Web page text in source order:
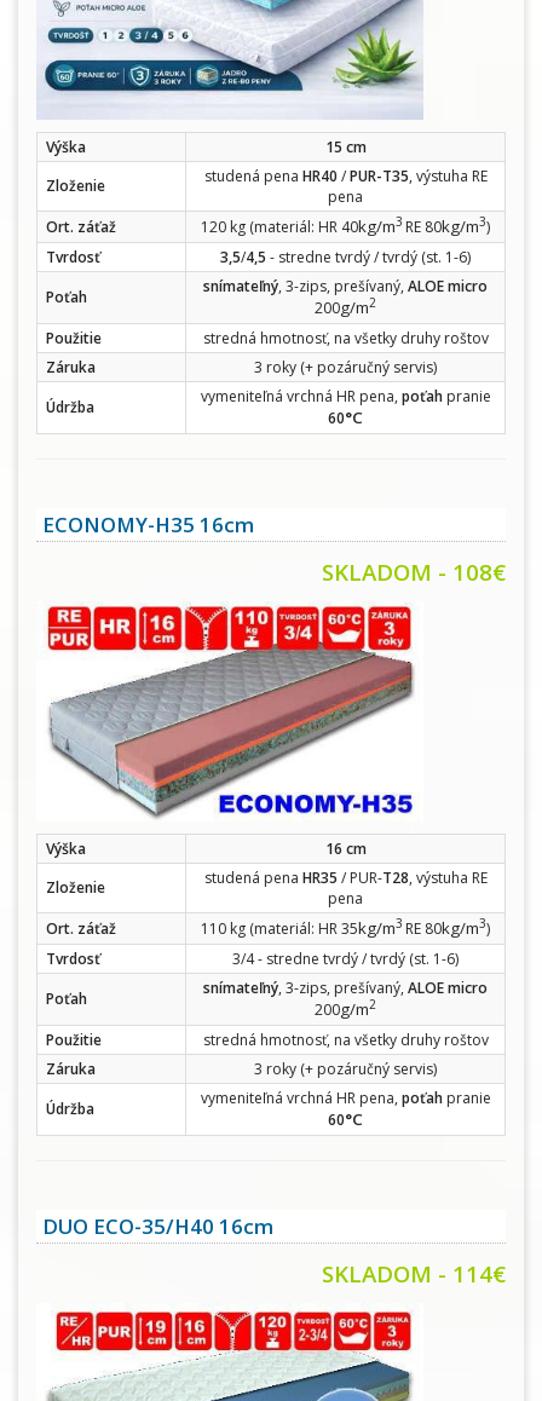
Výška
15 cm
Zloženie
studená pena HR40 /PUR-T35, výstuha RE
pena
Ort. záťaž
120 kg (materiál: HR 40kg/m3 RE 80kg/m3)
Tvrdosť
3,5/4,5 - stredne tvrdý / tvrdý (st. 1-6)
Poťah
snímateľný, 3-zips, prešívaný, ALOE micro
200g/m2
Použitie
stredná hmotnosť, na všetky druhy roštov
Záruka
3 roky (+ pozáručný servis)
Údržba
vymeniteľná vrchná HR pena, poťahpranie
60°C
ECONOMY-H35 16cm
SKLADOM - 108€
Výška
16 cm
Zloženie
studená pena HR35 / PUR-T28, výstuha RE
pena
Ort. záťaž
110 kg (materiál: HR 35kg/m3 RE 80kg/m3)
Tvrdosť
3/4 - stredne tvrdý / tvrdý (st. 1-6)
Poťah
snímateľný, 3-zips, prešívaný, ALOE micro
200g/m2
Použitie
stredná hmotnosť, na všetky druhy roštov
Záruka
3 roky (+ pozáručný servis)
Údržba
vymeniteľná vrchná HR pena, poťahpranie
60°C
DUO ECO-35/H40 16cm
SKLADOM - 114€